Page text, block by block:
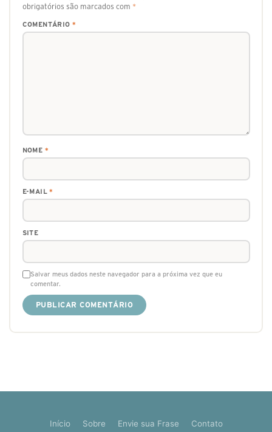
obrigatórios são marcados com *
COMENTÁRIO *
NOME *
E-MAIL*
SITE
Salvar meus dados neste navegador para a próxima vez que eu
comentar.
Início Sobre Envie sua Frase Contato